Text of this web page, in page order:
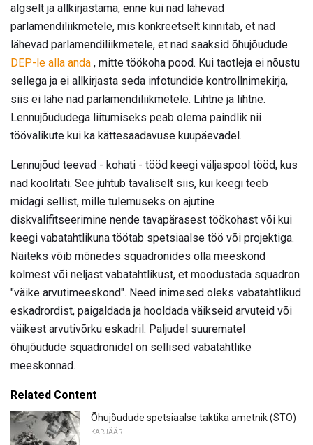
algselt ja allkirjastama, enne kui nad lähevad
parlamendiliikmetele, mis konkreetselt kinnitab, et nad
lähevad parlamendiliikmetele, et nad saaksid õhujõudude
DEP-le alla anda , mitte töökoha pood. Kui taotleja ei nõustu
sellega ja ei allkirjasta seda infotundide kontrollnimekirja,
siis ei lähe nad parlamendiliikmetele. Lihtne ja lihtne.
Lennujõududega liitumiseks peab olema paindlik nii
töövalikute kui ka kättesaadavuse kuupäevadel.
Lennujõud teevad - kohati - tööd keegi väljaspool tööd, kus
nad koolitati. See juhtub tavaliselt siis, kui keegi teeb
midagi sellist, mille tulemuseks on ajutine
diskvalifitseerimine nende tavapärasest töökohast või kui
keegi vabatahtlikuna töötab spetsiaalse töö või projektiga.
Näiteks võib mõnedes squadronides olla meeskond
kolmest või neljast vabatahtlikust, et moodustada squadron
"väike arvutimeeskond". Need inimesed oleks vabatahtlikud
eskadrordist, paigaldada ja hooldada väikseid arvuteid või
väikest arvutivõrku eskadril. Paljudel suurematel
õhujõudude squadronidel on sellised vabatahtlike
meeskonnad.
Related Content
Õhujõudude spetsiaalse taktika ametnik (STO)
KARJÄÄR